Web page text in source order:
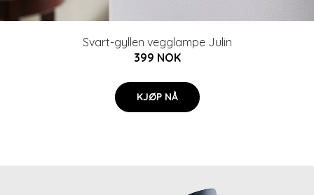
Svart-gyllen vegglampe Julin
399 NOK
KJØP NÅ